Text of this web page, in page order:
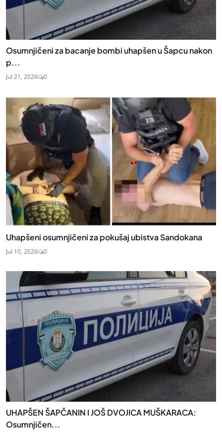
Osumnjičeni za bacanje bombi uhapšen u Šapcu nakon
p...
Jul 21, 2026 0
Uhapšeni osumnjičeni za pokušaj ubistva Sandokana
Jul 10, 2026 0
UHAPŠEN ŠAPČANIN I JOŠ DVOJICA MUŠKARACA:
Osumnjičen...